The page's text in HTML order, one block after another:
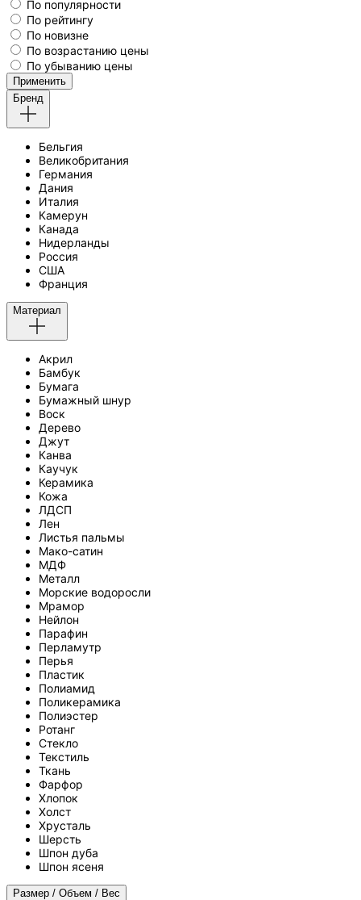
По популярности
По рейтингу
По новизне
По возрастанию цены
По убыванию цены
Применить
Бренд
Бельгия
Великобритания
Германия
Дания
Италия
Камерун
Канада
Нидерланды
Россия
США
Франция
Материал
Акрил
Бамбук
Бумага
Бумажный шнур
Воск
Дерево
Джут
Канва
Каучук
Керамика
Кожа
ЛДСП
Лен
Листья пальмы
Мако-сатин
МДФ
Металл
Морские водоросли
Мрамор
Нейлон
Парафин
Перламутр
Перья
Пластик
Полиамид
Поликерамика
Полиэстер
Ротанг
Стекло
Текстиль
Ткань
Фарфор
Хлопок
Холст
Хрусталь
Шерсть
Шпон дуба
Шпон ясеня
Размер / Объем / Вес